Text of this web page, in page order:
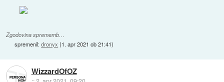
Zgodovina sprememb…
spremenil:dronyx (1. apr 2021 ob 21:41)
WizzardOfOZ